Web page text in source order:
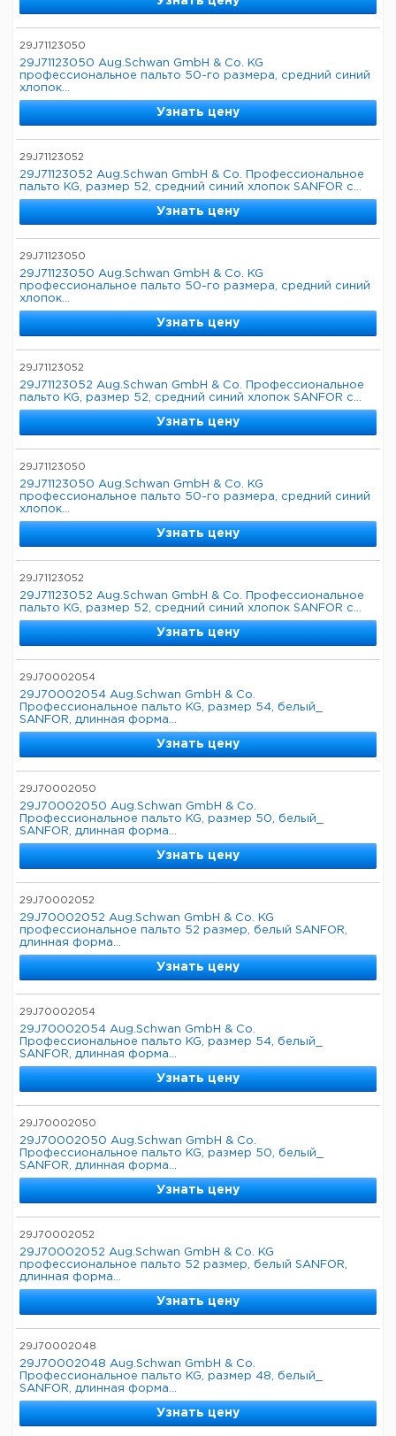
29J71123050
29J71123050 Aug.Schwan GmbH & Co. KG
профессиональное пальто 50-го размера, средний синий
хлопок...
Узнать цену
29J71123052
29J71123052 Aug.Schwan GmbH & Co. Профессиональное
пальто KG, размер 52, средний синий хлопок SANFOR с...
Узнать цену
29J71123050
29J71123050 Aug.Schwan GmbH & Co. KG
профессиональное пальто 50-го размера, средний синий
хлопок...
Узнать цену
29J71123052
29J71123052 Aug.Schwan GmbH & Co. Профессиональное
пальто KG, размер 52, средний синий хлопок SANFOR с...
Узнать цену
29J71123050
29J71123050 Aug.Schwan GmbH & Co. KG
профессиональное пальто 50-го размера, средний синий
хлопок...
Узнать цену
29J71123052
29J71123052 Aug.Schwan GmbH & Co. Профессиональное
пальто KG, размер 52, средний синий хлопок SANFOR с...
Узнать цену
29J70002054
29J70002054 Aug.Schwan GmbH & Co.
Профессиональное пальто KG, размер 54, белый_
SANFOR, длинная форма...
Узнать цену
29J70002050
29J70002050 Aug.Schwan GmbH & Co.
Профессиональное пальто KG, размер 50, белый_
SANFOR, длинная форма...
Узнать цену
29J70002052
29J70002052 Aug.Schwan GmbH & Co. KG
профессиональное пальто 52 размер, белый SANFOR,
длинная форма...
Узнать цену
29J70002054
29J70002054 Aug.Schwan GmbH & Co.
Профессиональное пальто KG, размер 54, белый_
SANFOR, длинная форма...
Узнать цену
29J70002050
29J70002050 Aug.Schwan GmbH & Co.
Профессиональное пальто KG, размер 50, белый_
SANFOR, длинная форма...
Узнать цену
29J70002052
29J70002052 Aug.Schwan GmbH & Co. KG
профессиональное пальто 52 размер, белый SANFOR,
длинная форма...
Узнать цену
29J70002048
29J70002048 Aug.Schwan GmbH & Co.
Профессиональное пальто KG, размер 48, белый_
SANFOR, длинная форма...
Узнать цену